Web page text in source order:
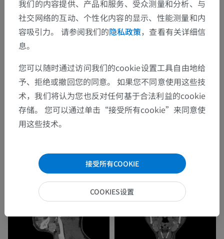
我们的内容提供、产品和服务、受众测量和分析、与
社交网络的互动、个性化内容的显示、性能测量和内
容吸引力。 请参阅我们的隐私政策，查看有关详细信
息。
您可以随时通过访问我们的cookie设置工具自由地给
予、拒绝或撤回您的同意。 如果您不同意使用这些技
术，我们将认为您也反对任何基于合法利益的cookie
存储。 您可以通过单击“接受所有cookie”来同意使
用这些技术。
接受所有COOKIE
COOKIES设置